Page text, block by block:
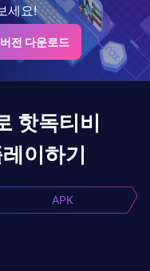
세요!
전 다운로드
핫독티비
이하기
APK